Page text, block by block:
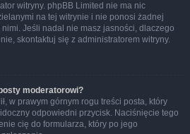
witryny. phpBB Limited nie ma nic
na tej witrynie i nie ponosi żadnej
Jeśli nadal nie masz jasności, dlaczego
skontaktuj się z administratorem witryny.
moderatorowi?
w prawym górnym rogu treści posta, który
odpowiedni przycisk. Naciśnięcie tego
cię do formularza, który po jego